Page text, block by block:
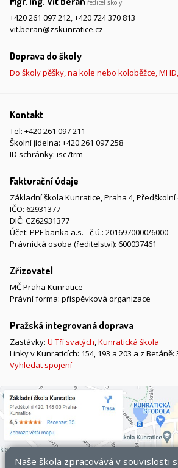
+420 261 097 212 +420 724 370 813
vit.beran@zskunratice.cz
Doprava do školy
Do školy pěšky, na kole nebo koloběžce,
Kontakt
Tel: +420 261 097 211
Školní jídelna: +420 261 097 258
ID schránky: isc7trm
Fakturační údaje
Základní škola Kunratice, Praha 4, Předškolní
IČO: 62931377
DIČ: CZ62931377
Účet: PPF banka a.s. - č.ú.: 2016970000/6000
Právnická osoba (ředitelství): 600037461
Zřizovatel
MČ Praha Kunratice
Právní forma: příspěvková organizace
Pražská integrovaná doprava
Zastávky: U Tří svatých Kunratická škola
Linky v Kunraticích: 154, 193 a 203 a z Betáně:
Vyhledat spojení
Naše škola zpracovává v souvislosti